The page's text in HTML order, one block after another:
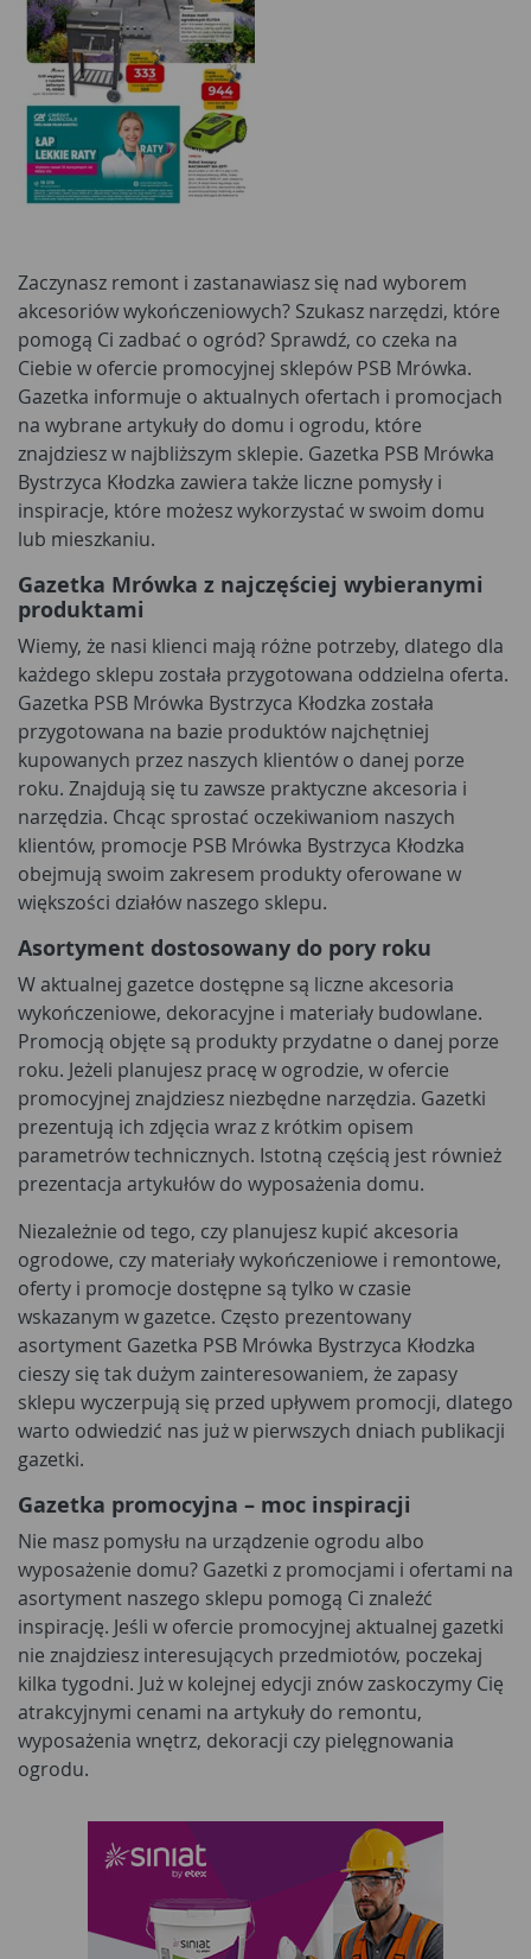
Zaczynasz remont i zastanawiasz się nad wyborem
akcesoriów wykończeniowych? Szukasz narzędzi, które
pomogą Ci zadbać o ogród? Sprawdź, co czeka na
Ciebie w ofercie promocyjnej sklepów PSB Mrówka.
Gazetka informuje o aktualnych ofertach i promocjach
na wybrane artykuły do domu i ogrodu, które
znajdziesz w najbliższym sklepie. Gazetka PSB Mrówka
Bystrzyca Kłodzka zawiera także liczne pomysły i
inspiracje, które możesz wykorzystać w swoim domu
lub mieszkaniu.
Gazetka Mrówka z najczęściej wybieranymi
produktami
Wiemy, że nasi klienci mają różne potrzeby, dlatego dla
każdego sklepu została przygotowana oddzielna oferta.
Gazetka PSB Mrówka Bystrzyca Kłodzka została
przygotowana na bazie produktów najchętniej
kupowanych przez naszych klientów o danej porze
roku. Znajdują się tu zawsze praktyczne akcesoria i
narzędzia. Chcąc sprostać oczekiwaniom naszych
klientów, promocje PSB Mrówka Bystrzyca Kłodzka
obejmują swoim zakresem produkty oferowane w
większości działów naszego sklepu.
Asortyment dostosowany do pory roku
W aktualnej gazetce dostępne są liczne akcesoria
wykończeniowe, dekoracyjne i materiały budowlane.
Promocją objęte są produkty przydatne o danej porze
roku. Jeżeli planujesz pracę w ogrodzie, w ofercie
promocyjnej znajdziesz niezbędne narzędzia. Gazetki
prezentują ich zdjęcia wraz z krótkim opisem
parametrów technicznych. Istotną częścią jest również
prezentacja artykułów do wyposażenia domu.
Niezależnie od tego, czy planujesz kupić akcesoria
ogrodowe, czy materiały wykończeniowe i remontowe,
oferty i promocje dostępne są tylko w czasie
wskazanym w gazetce. Często prezentowany
asortyment Gazetka PSB Mrówka Bystrzyca Kłodzka
cieszy się tak dużym zainteresowaniem, że zapasy
sklepu wyczerpują się przed upływem promocji, dlatego
warto odwiedzić nas już w pierwszych dniach publikacji
gazetki.
Gazetka promocyjna – moc inspiracji
Nie masz pomysłu na urządzenie ogrodu albo
wyposażenie domu? Gazetki z promocjami i ofertami na
asortyment naszego sklepu pomogą Ci znaleźć
inspirację. Jeśli w ofercie promocyjnej aktualnej gazetki
nie znajdziesz interesujących przedmiotów, poczekaj
kilka tygodni. Już w kolejnej edycji znów zaskoczymy Cię
atrakcyjnymi cenami na artykuły do remontu,
wyposażenia wnętrz, dekoracji czy pielęgnowania
ogrodu.